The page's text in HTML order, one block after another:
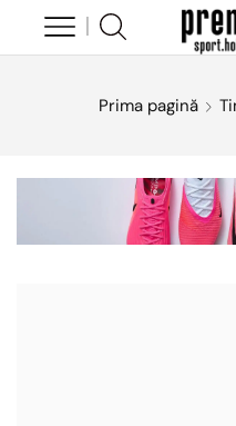
Prima pagină